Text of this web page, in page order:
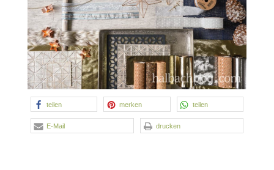
teilen merken teilen
E-Mail drucken